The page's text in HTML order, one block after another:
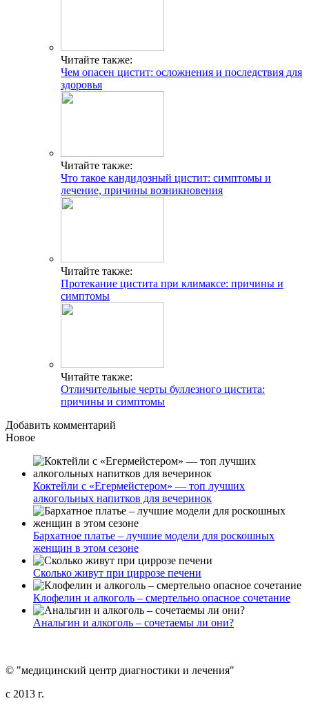
Читайте также:
Чем опасен цистит: осложнения и последствия для
здоровья
Читайте также:
Что такое кандидозный цистит: симптомы и
лечение, причины возникновения
Читайте также:
Протекание цистита при климаксе: причины и
симптомы
Читайте также:
Отличительные черты буллезного цистита:
причины и симптомы
Добавить комментарий
Новое
Коктейли с «Егермейстером» — топ лучших
алкогольных напитков для вечеринок
Бархатное платье – лучшие модели для роскошных
женщин в этом сезоне
Сколько живут при циррозе печени
Клофелин и алкоголь – смертельно опасное сочетание
Анальгин и алкоголь – сочетаемы ли они?
© "медицинский центр диагностики и лечения"
c 2013 г.